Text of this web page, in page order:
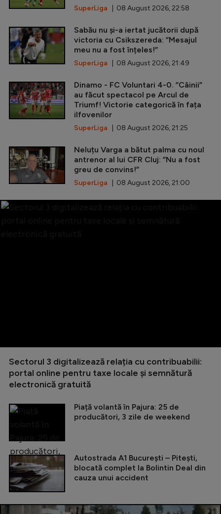
SuperLiga | 08 August 2026, 22:58
Sabău nu și-a iertat jucătorii după
victoria cu Csikszereda: ”Mesajul
meu nu a fost înțeles!”
SuperLiga | 08 August 2026, 21:49
Dinamo - FC Voluntari 4-0. ”Câinii”
au făcut spectacol pe Arcul de
Triumf! Victorie categorică în fața
ilfovenilor
SuperLiga | 08 August 2026, 21:25
Neluțu Varga a bătut palma cu noul
antrenor al lui CFR Cluj: ”Nu a fost
greu de convins!”
SuperLiga | 08 August 2026, 21:00
Sectorul 3 digitalizează relația cu contribuabilii:
portal online pentru taxe locale și semnătură
electronică gratuită
Piață volantă în Pajura: 25 de
producători, 3 zile de weekend
Autostrada A1 București – Pitești,
blocată complet la Bolintin Deal din
cauza unui accident